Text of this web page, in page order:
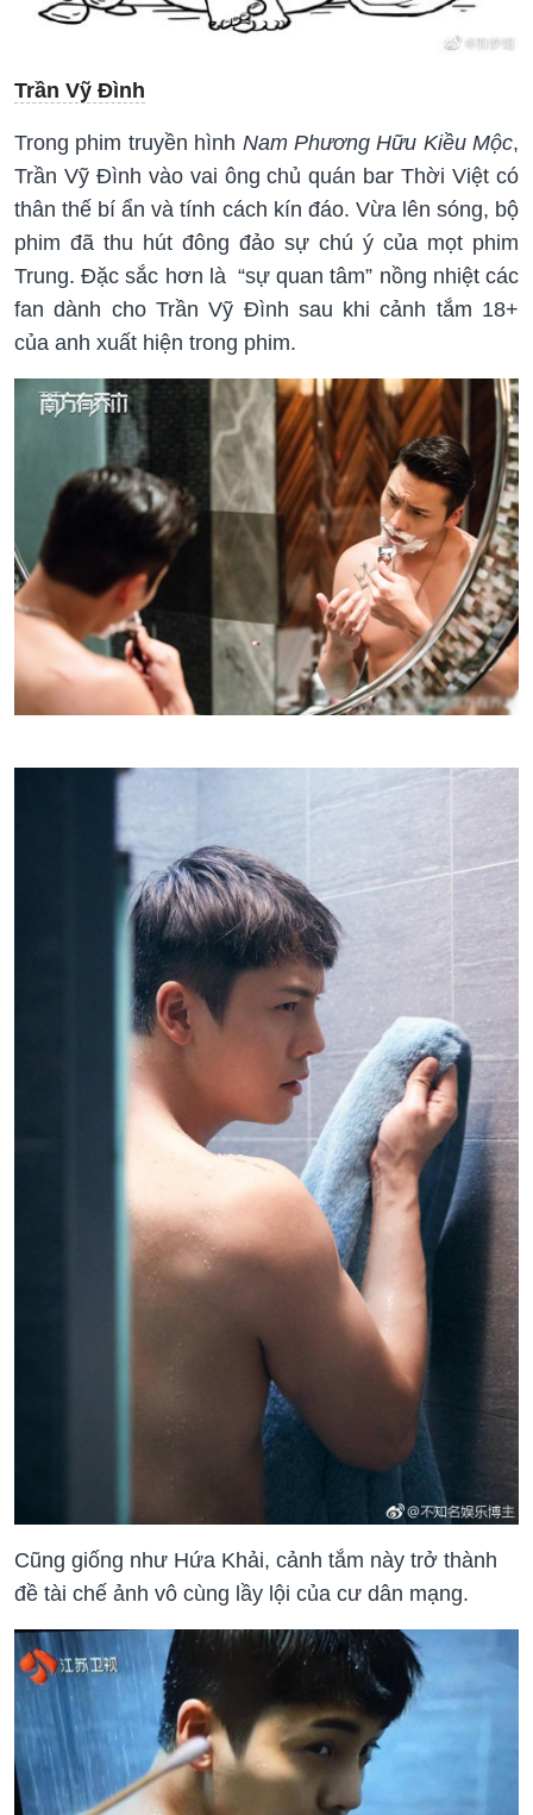
Trần Vỹ Đình
Trong phim truyền hình Nam Phương Hữu Kiều Mộc,
Trần Vỹ Đình vào vai ông chủ quán bar Thời Việt có
thân thế bí ẩn và tính cách kín đáo. Vừa lên sóng, bộ
phim đã thu hút đông đảo sự chú ý của mọt phim
Trung. Đặc sắc hơn là “sự quan tâm” nồng nhiệt các
fan dành cho Trần Vỹ Đình sau khi cảnh tắm 18+
của anh xuất hiện trong phim.
Cũng giống như Hứa Khải, cảnh tắm này trở thành
đề tài chế ảnh vô cùng lầy lội của cư dân mạng.